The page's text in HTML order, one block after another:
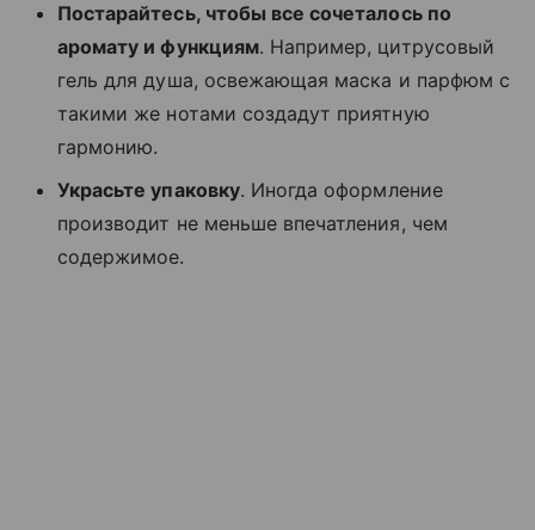
Постарайтесь, чтобы все сочеталось по
аромату и функциям. Например, цитрусовый
гель для душа, освежающая маска и парфюм с
такими же нотами создадут приятную
гармонию.
Украсьте упаковку. Иногда оформление
производит не меньше впечатления, чем
содержимое.